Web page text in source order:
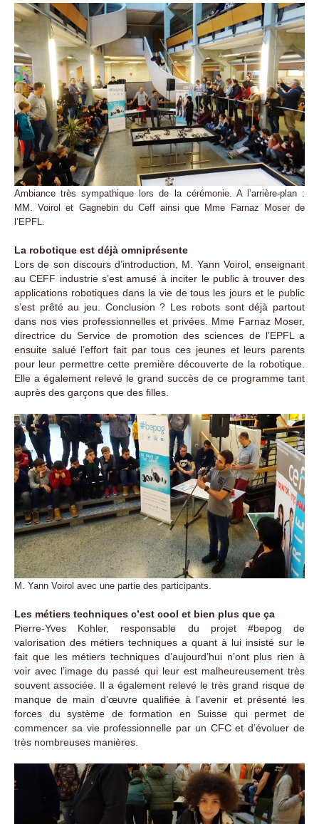
Ambiance très sympathique lors de la cérémonie. A l’arrière-plan :
MM. Voirol et Gagnebin du Ceff ainsi que Mme Farnaz Moser de
l’EPFL.
La robotique est déjà omniprésente
Lors de son discours d’introduction, M. Yann Voirol, enseignant
au CEFF industrie s’est amusé à inciter le public à trouver des
applications robotiques dans la vie de tous les jours et le public
s’est prêté au jeu. Conclusion ? Les robots sont déjà partout
dans nos vies professionnelles et privées. Mme Farnaz Moser,
directrice du Service de promotion des sciences de l’EPFL a
ensuite salué l’effort fait par tous ces jeunes et leurs parents
pour leur permettre cette première découverte de la robotique.
Elle a également relevé le grand succès de ce programme tant
auprès des garçons que des filles.
M. Yann Voirol avec une partie des participants.
Les métiers techniques c’est cool et bien plus que ça
Pierre-Yves Kohler, responsable du projet #bepog de
valorisation des métiers techniques a quant à lui insisté sur le
fait que les métiers techniques d’aujourd’hui n’ont plus rien à
voir avec l’image du passé qui leur est malheureusement très
souvent associée. Il a également relevé le très grand risque de
manque de main d’œuvre qualifiée à l’avenir et présenté les
forces du système de formation en Suisse qui permet de
commencer sa vie professionnelle par un CFC et d’évoluer de
très nombreuses manières.